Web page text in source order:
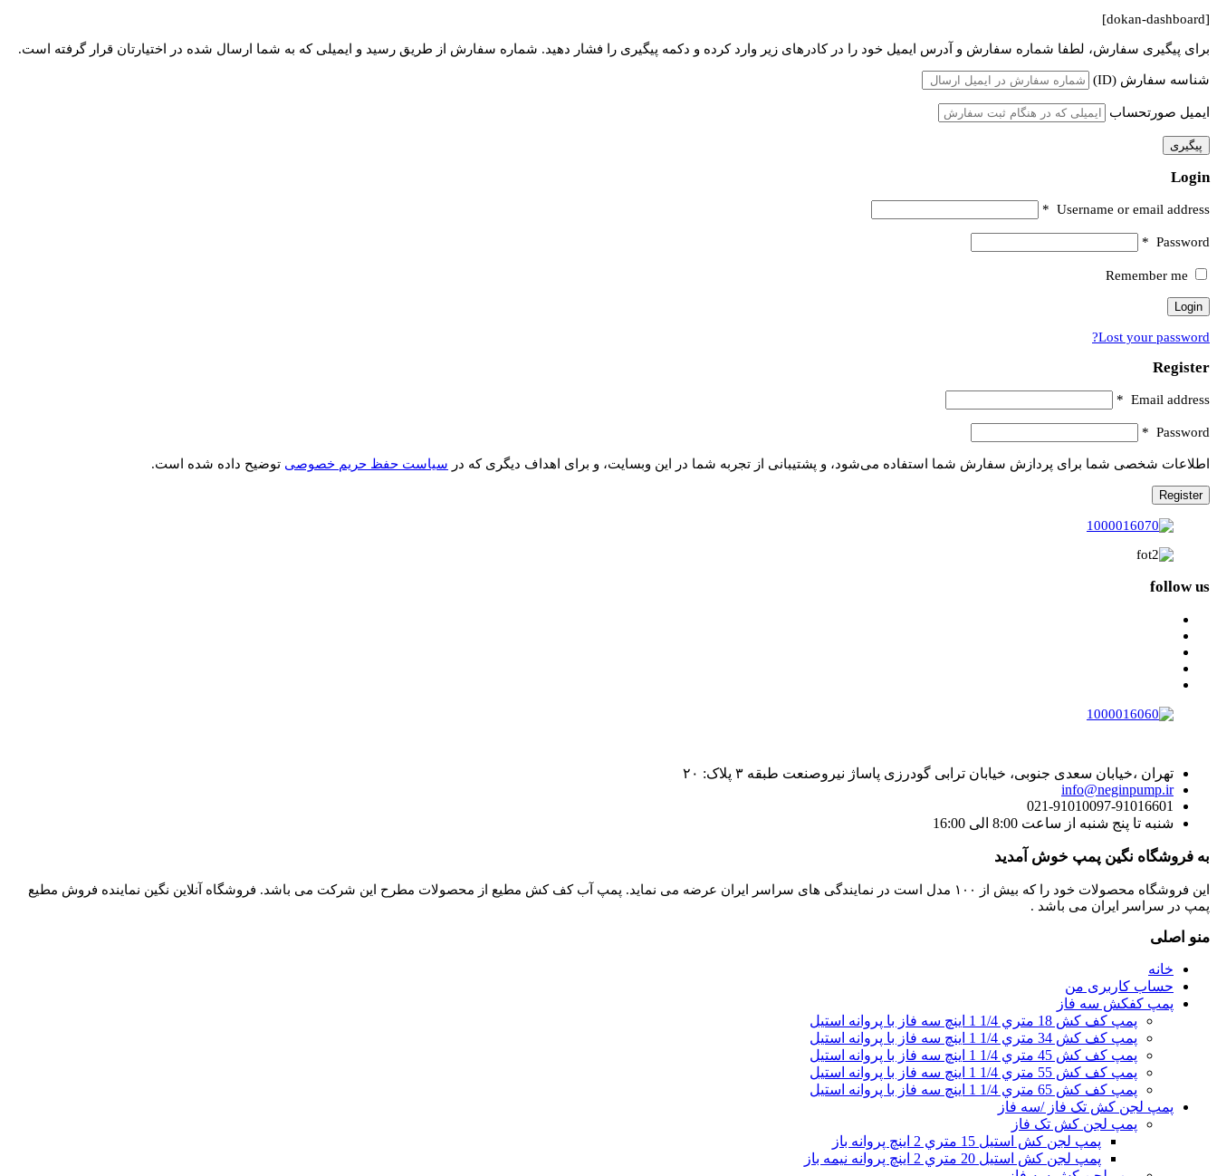
[dokan-dashboard]
برای پیگیری سفارش، لطفا شماره سفارش و آدرس ایمیل خود را در کادرهای زیر وارد کرده و دکمه پیگیری را فشار دهید. شماره سفارش از طریق رسید و ایمیلی که به شما ارسال شده در اختیارتان قرار گرفته است.
شناسه سفارش (ID)
ایمیل صورتحساب
پیگیری
Login
Username or email address
*
Password
*
Lost your password?
Register
Email address
*
Password
*
اطلاعات شخصی شما برای پردازش سفارش شما استفاده می‌شود، و پشتیبانی از تجربه شما در این وبسایت، و برای اهداف دیگری که در سیاست حفظ حریم خصوصی توضیح داده شده است.
Register
follow us
تهران ،خیابان سعدی جنوبی، خیابان ترابی گودرزی پاساژ نیروصنعت طبقه ۳ پلاک: ۲۰
info@neginpump.ir
021-91010097-91016601
شنبه تا پنج شنبه از ساعت 8:00 الی 16:00
به فروشگاه نگین پمپ خوش آمدید
این فروشگاه محصولات خود را که بیش از ۱۰۰ مدل است در نمایندگی های سراسر ایران عرضه می نماید. پمپ آب کف کش مطیع از محصولات مطرح این شرکت می باشد. فروشگاه آنلاین نگین نماینده فروش مطیع
پمپ در سراسر ایران می باشد .
منو اصلی
خانه
حساب کاربری من
پمپ کفکش سه فاز
پمپ کف کش 18 متري 1/4 1 اینچ سه فاز با پروانه استیل
پمپ کف کش 34 متري 1/4 1 اینچ سه فاز با پروانه استیل
پمپ کف کش 45 متري 1/4 1 اینچ سه فاز با پروانه استیل
پمپ کف کش 55 متري 1/4 1 اینچ سه فاز با پروانه استیل
پمپ کف کش 65 متري 1/4 1 اینچ سه فاز با پروانه استیل
پمپ لجن کش تک فاز /سه فاز
پمپ لجن کش تک فاز
پمپ لجن کش استیل 15 متري 2 اینچ پروانه باز
پمپ لجن کش استیل 20 متري 2 اینچ پروانه نیمه باز